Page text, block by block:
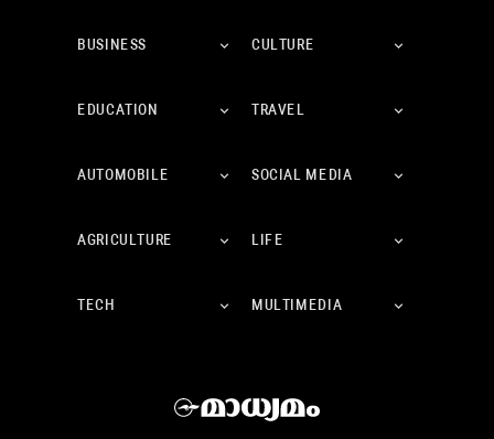
BUSINESS CULTURE
EDUCATION TRAVEL
AUTOMOBILE SOCIAL MEDIA
AGRICULTURE LIFE
TECH MULTIMEDIA